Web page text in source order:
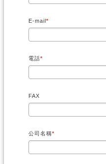
E-mail
電話
FAX
公司名稱